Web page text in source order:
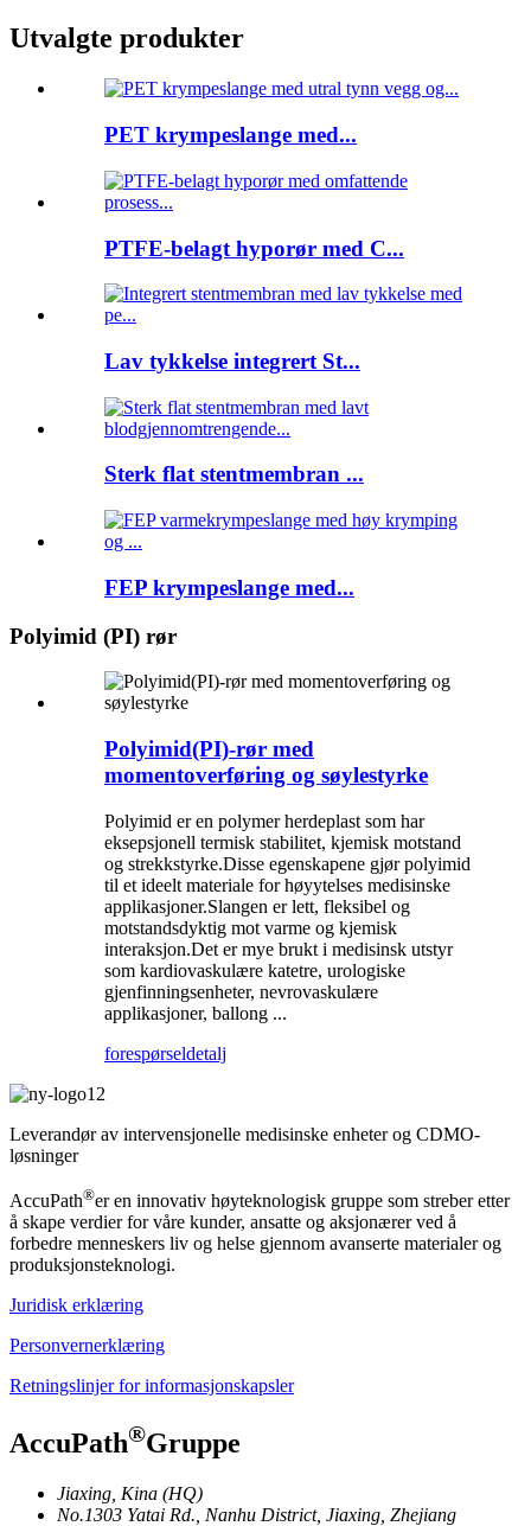
Utvalgte produkter
PET krympeslange med...
PTFE-belagt hyporør med C...
Lav tykkelse integrert St...
Sterk flat stentmembran ...
FEP krympeslange med...
Polyimid (PI) rør
Polyimid(PI)-rør med
momentoverføring og søylestyrke
Polyimid er en polymer herdeplast som har
eksepsjonell termisk stabilitet, kjemisk motstand
og strekkstyrke.Disse egenskapene gjør polyimid
til et ideelt materiale for høyytelses medisinske
applikasjoner.Slangen er lett, fleksibel og
motstandsdyktig mot varme og kjemisk
interaksjon.Det er mye brukt i medisinsk utstyr
som kardiovaskulære katetre, urologiske
gjenfinningsenheter, nevrovaskulære
applikasjoner, ballong ...
forespørseldetalj
Leverandør av intervensjonelle medisinske enheter og CDMO-
løsninger
AccuPath®er en innovativ høyteknologisk gruppe som streber etter
å skape verdier for våre kunder, ansatte og aksjonærer ved å
forbedre menneskers liv og helse gjennom avanserte materialer og
produksjonsteknologi.
Juridisk erklæring
Personvernerklæring
Retningslinjer for informasjonskapsler
AccuPath®Gruppe
Jiaxing, Kina (HQ)
No.1303 Yatai Rd., Nanhu District, Jiaxing, Zhejiang